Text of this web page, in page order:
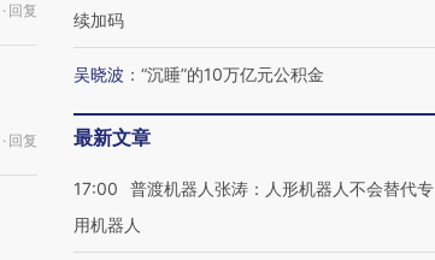
· 回复
· 回复
续加码
吴晓波 ： “沉睡”的10万亿元公积金
最新文章
17:00
普渡机器人张涛：人形机器人不会替代专
用机器人